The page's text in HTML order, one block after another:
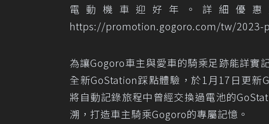
電動機車迎好年。詳細優
https://promotion.gogoro.com/tw/2023-
為讓Gogoro車主與愛車的騎乘足跡能詳實
全新GoStation踩點體驗，於1月17日更新
將自動記錄旅程中曾經交換過電池的
溯，打造車主騎乘Gogoro的專屬記憶。